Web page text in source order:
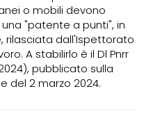
o mobili devono
"patente a punti", in
rilasciata dall'Ispettorato
A stabilirlo è il Dl Pnrr
pubblicato sulla
del 2 marzo 2024.